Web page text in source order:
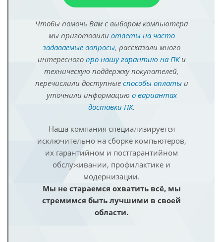
Чтобы помочь Вам с выбором компьютера
мы приготовили ответы на часто
задаваемые вопросы, рассказали много
интересного про нашу гарантию на ПКи
техническую поддержку покупателей,
перечислили доступные способы оплатыи
уточнили информацию о вариантах
доставки ПК.
Наша компания специализируется
исключительно на сборке компьютеров,
их гарантийном и постгарантийном
обслуживании, профилактике и
модернизации.
Мы не стараемся охватить всё, мы
стремимся быть лучшими в своей
области.